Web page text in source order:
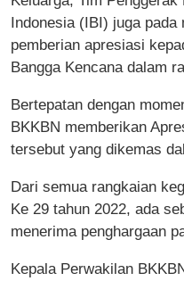
Indonesia (IBI) juga pada
pemberian apresiasi
Bangga Kencana dalam
Bertepatan dengan
BKKBN memberikan
tersebut yang dikemas
Dari semua rangkaian
Ke 29 tahun 2022, ada
menerima penghargaan
Kepala Perwakilan